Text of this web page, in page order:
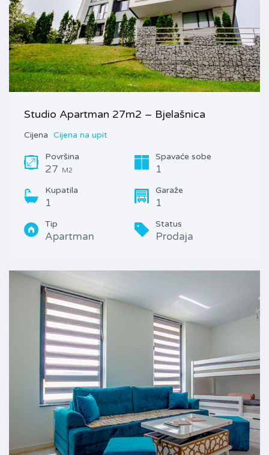
Studio Apartman 27m2 – Bjelašnica
Cijena Cijena na upit
Površina
27 M2
Spavaće sobe
1
Kupatila
1
Garaže
1
Tip
Apartman
Status
Prodaja